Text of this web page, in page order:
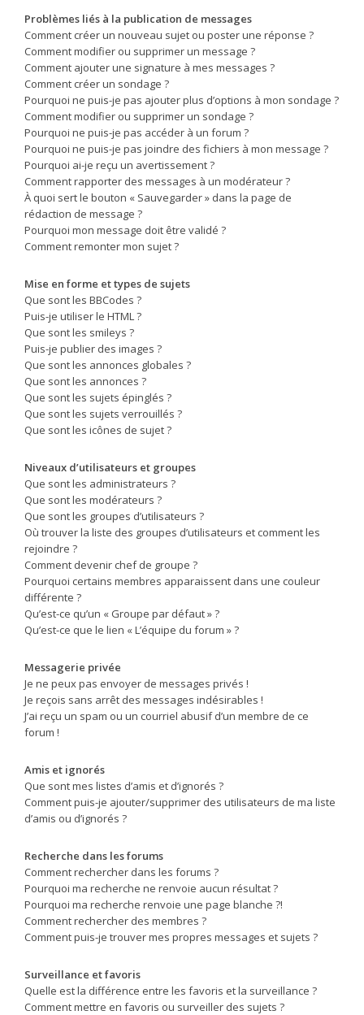
Problèmes liés à la publication de messages
Comment créer un nouveau sujet ou poster une réponse ?
Comment modifier ou supprimer un message ?
Comment ajouter une signature à mes messages ?
Comment créer un sondage ?
Pourquoi ne puis-je pas ajouter plus d’options à mon sondage ?
Comment modifier ou supprimer un sondage ?
Pourquoi ne puis-je pas accéder à un forum ?
Pourquoi ne puis-je pas joindre des fichiers à mon message ?
Pourquoi ai-je reçu un avertissement ?
Comment rapporter des messages à un modérateur ?
À quoi sert le bouton « Sauvegarder » dans la page de
rédaction de message ?
Pourquoi mon message doit être validé ?
Comment remonter mon sujet ?
Mise en forme et types de sujets
Que sont les BBCodes ?
Puis-je utiliser le HTML ?
Que sont les smileys ?
Puis-je publier des images ?
Que sont les annonces globales ?
Que sont les annonces ?
Que sont les sujets épinglés ?
Que sont les sujets verrouillés ?
Que sont les icônes de sujet ?
Niveaux d’utilisateurs et groupes
Que sont les administrateurs ?
Que sont les modérateurs ?
Que sont les groupes d’utilisateurs ?
Où trouver la liste des groupes d’utilisateurs et comment les
rejoindre ?
Comment devenir chef de groupe ?
Pourquoi certains membres apparaissent dans une couleur
différente ?
Qu’est-ce qu’un « Groupe par défaut » ?
Qu’est-ce que le lien « L’équipe du forum » ?
Messagerie privée
Je ne peux pas envoyer de messages privés !
Je reçois sans arrêt des messages indésirables !
J’ai reçu un spam ou un courriel abusif d’un membre de ce
forum !
Amis et ignorés
Que sont mes listes d’amis et d’ignorés ?
Comment puis-je ajouter/supprimer des utilisateurs de ma liste
d’amis ou d’ignorés ?
Recherche dans les forums
Comment rechercher dans les forums ?
Pourquoi ma recherche ne renvoie aucun résultat ?
Pourquoi ma recherche renvoie une page blanche ?!
Comment rechercher des membres ?
Comment puis-je trouver mes propres messages et sujets ?
Surveillance et favoris
Quelle est la différence entre les favoris et la surveillance ?
Comment mettre en favoris ou surveiller des sujets ?